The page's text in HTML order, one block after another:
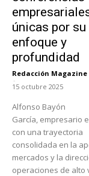
únicas por su
enfoque y
profundidad
Redacción
-
15 octubre 2025
Alfonso Bayón
García, empresario
con una trayectoria
consolidada en la
mercados y la
operaciones de alto